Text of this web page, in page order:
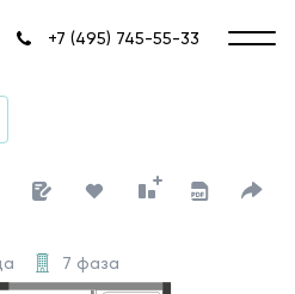
+7 (495) 745-55-33
7 фаза